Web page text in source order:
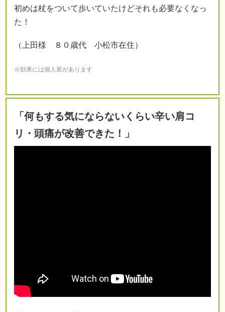
初めは杖をついて歩いていたけどそれも必要なくなっ
た！
（上田様 ８０歳代 小松市在住）
※効果には個人差があります
「何もする気にならないくらい辛い肩コ
リ・頭痛が改善できた！」